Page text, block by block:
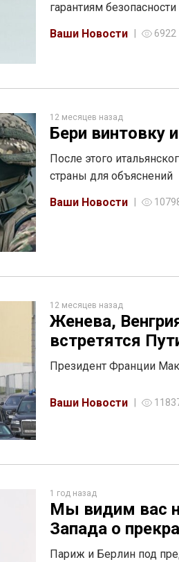
гарантиям
Ваши Новости
6922
12 месяцев назад
Бери винтовку
После этого
страны для объяснений
Ваши Новости
12 месяцев назад
Женева,
встретятся
Президент Франции
Ваши Новости
1 год назад
Мы видим вас
Запада о
Париж и Берлин под